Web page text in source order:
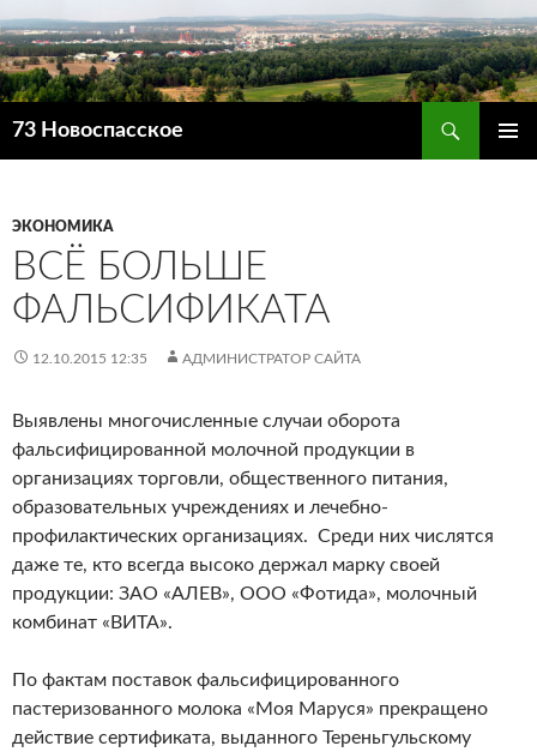
73 Новоспасское
ЭКОНОМИКА
ВСЁ БОЛЬШЕ
ФАЛЬСИФИКАТА
12.10.2015 12:35 АДМИНИСТРАТОР САЙТА
Выявлены многочисленные случаи оборота
фальсифицированной молочной продукции в
организациях торговли, общественного питания,
образовательных учреждениях и лечебно-
профилактических организациях. Среди них числятся
даже те, кто всегда высоко держал марку своей
продукции: ЗАО «АЛЕВ», ООО «Фотида», молочный
комбинат «ВИТА».
По фактам поставок фальсифицированного
пастеризованного молока «Моя Маруся» прекращено
действие сертификата, выданного Тереньгульскому